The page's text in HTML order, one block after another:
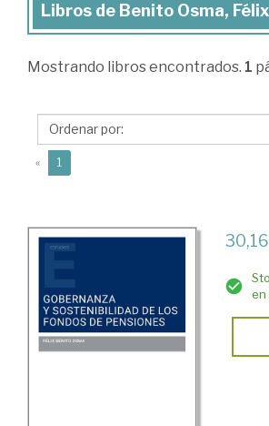
Libros
Benito
Félix
Libros de Benito Osma, Félix
Mostrando libros encontrados. 1
« 1
en